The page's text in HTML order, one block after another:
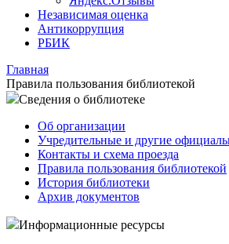
Независимая оценка
Антикоррупция
РБИК
Главная
Правила пользования библиотекой
Сведения о библиотеке
Об организации
Учредительные и другие
Контакты и схема проезда
Правила пользования библиотекой
История библиотеки
Архив документов
Информационные ресурсы